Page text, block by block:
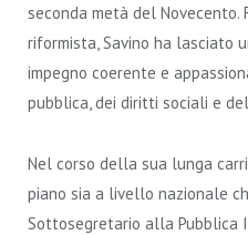
seconda metà del Novecento.
riformista, Savino ha lasciato
impegno coerente e
pubblica, dei diritti sociali e
Nel corso della sua lunga
piano sia a livello nazionale
Sottosegretario alla Pubblica